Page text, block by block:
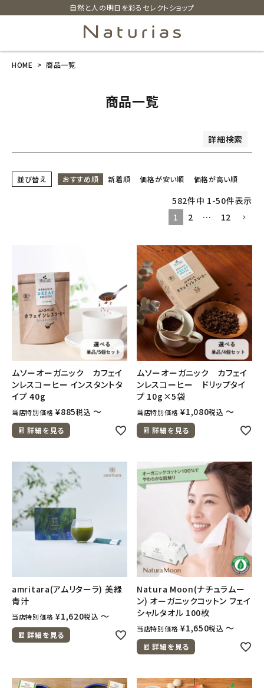
自然と人の明日を彩るセレクトショップ
カテゴリーから探す
フェムケア
インナー・下着・ナイトウェア
キッズ・ベビー・マタニティ
キッチン用品
フード・ドリンク
定期購入
オリジナルブランド
ナチュラムーン
エコメイト
ナチュラプラス
アルモニベルツ
HOME 商品一覧
商品一覧
詳細検索
商品番号/JANコード
並び替え おすすめ順 新着順 価格が安い順 価格が高い順
582件中 1-50件表示
1
2 … 12
ムソーオーガニック カフェイ
ンレスコーヒー インスタントタ
イプ 40g
当店特別価格 ¥885税込 〜
詳細を見る
ムソーオーガニック カフェイ
ンレスコーヒー ドリップタイ
プ 10g×5袋
当店特別価格 ¥1,080税込 〜
詳細を見る
amritara(アムリターラ) 美緑
青汁
当店特別価格 ¥1,620税込 〜
詳細を見る
Natura Moon(ナチュラムー
ン) オーガニックコットン フェイ
シャルタオル 100枚
当店特別価格 ¥1,650税込 〜
詳細を見る